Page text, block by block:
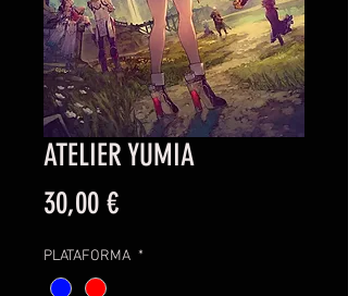
ATELIER YUMIA
30,00 €Precio
PLATAFORMA *